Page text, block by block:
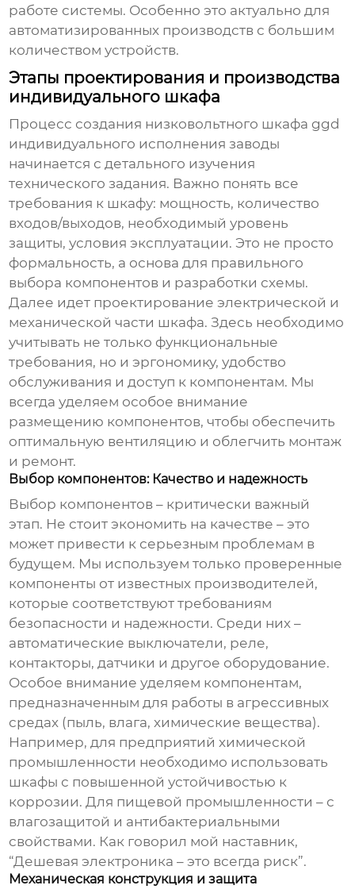
работе системы. Особенно это актуально для
автоматизированных производств с большим
количеством устройств.
Этапы проектирования и производства
индивидуального шкафа
Процесс создания низковольтного шкафа ggd
индивидуального исполнения заводы
начинается с детального изучения
технического задания. Важно понять все
требования к шкафу: мощность, количество
входов/выходов, необходимый уровень
защиты, условия эксплуатации. Это не просто
формальность, а основа для правильного
выбора компонентов и разработки схемы.
Далее идет проектирование электрической и
механической части шкафа. Здесь необходимо
учитывать не только функциональные
требования, но и эргономику, удобство
обслуживания и доступ к компонентам. Мы
всегда уделяем особое внимание
размещению компонентов, чтобы обеспечить
оптимальную вентиляцию и облегчить монтаж
и ремонт.
Выбор компонентов: Качество и надежность
Выбор компонентов – критически важный
этап. Не стоит экономить на качестве – это
может привести к серьезным проблемам в
будущем. Мы используем только проверенные
компоненты от известных производителей,
которые соответствуют требованиям
безопасности и надежности. Среди них –
автоматические выключатели, реле,
контакторы, датчики и другое оборудование.
Особое внимание уделяем компонентам,
предназначенным для работы в агрессивных
средах (пыль, влага, химические вещества).
Например, для предприятий химической
промышленности необходимо использовать
шкафы с повышенной устойчивостью к
коррозии. Для пищевой промышленности – с
влагозащитой и антибактериальными
свойствами. Как говорил мой наставник,
“Дешевая электроника – это всегда риск”.
Механическая конструкция и защита